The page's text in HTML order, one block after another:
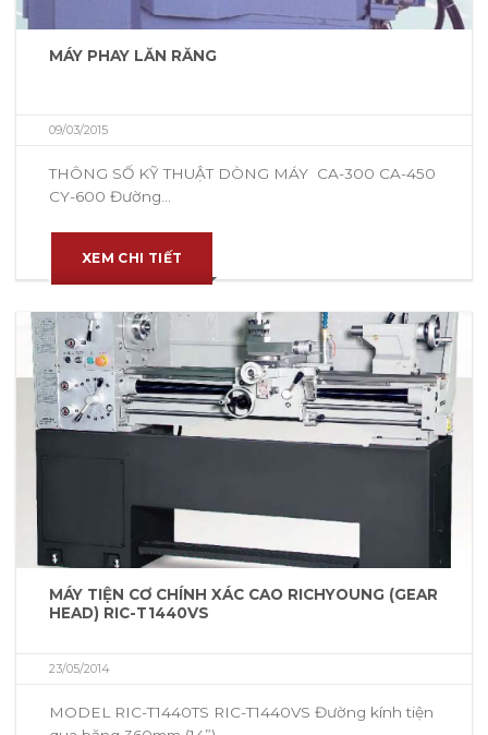
MÁY PHAY LĂN RĂNG
09/03/2015
THÔNG SỐ KỸ THUẬT DÒNG MÁY CA-300 CA-450
CY-600 Đường...
XEM CHI TIẾT
MÁY TIỆN CƠ CHÍNH XÁC CAO RICHYOUNG (GEAR
HEAD) RIC-T1440VS
23/05/2014
MODEL RIC-T1440TS RIC-T1440VS Đường kính tiện